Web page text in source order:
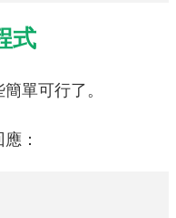
式
單可行了。
：